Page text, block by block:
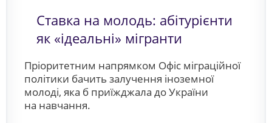
Ставка на молодь: абітурієнти
як «ідеальні» мігранти
Пріоритетним напрямком Офіс міграційної
політики бачить залучення іноземної
молоді, яка б приїжджала до України
на навчання.